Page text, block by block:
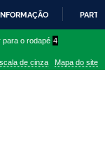
para o rodapé 4
de cinza Mapa do site